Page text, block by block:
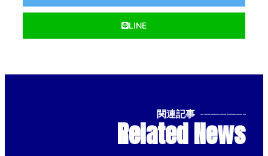
LINE
関連記事 --------------
Related News